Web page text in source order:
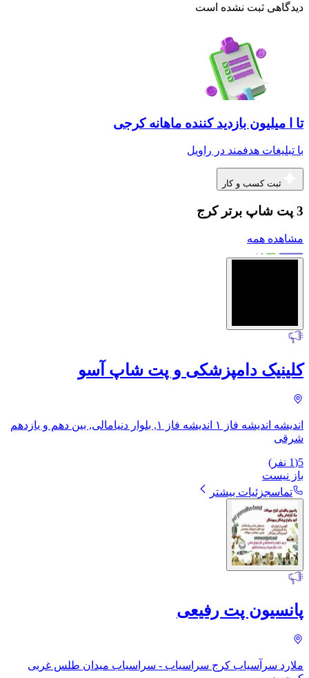
دیدگاهی ثبت نشده است
تا ا میلیون بازدید کننده ماهانه کرجی
با تبلیغات هدفمند در راویل
ثبت کسب و کار
3 پت شاپ برتر کرج
مشاهده همه
کلینیک دامپزشکی و پت شاپ آسو
اندیشه اندیشه فاز ۱ اندیشه فاز ۱, بلوار دنیامالی, بین دهم و یازدهم
شرقی
5
(
1 نفر)
باز نیست
تماسجزئیات بیشتر
پانسیون پت رفیعی
ملارد سرآسیاب کرج سراسیاب - سراسیاب میدان طلس غربی